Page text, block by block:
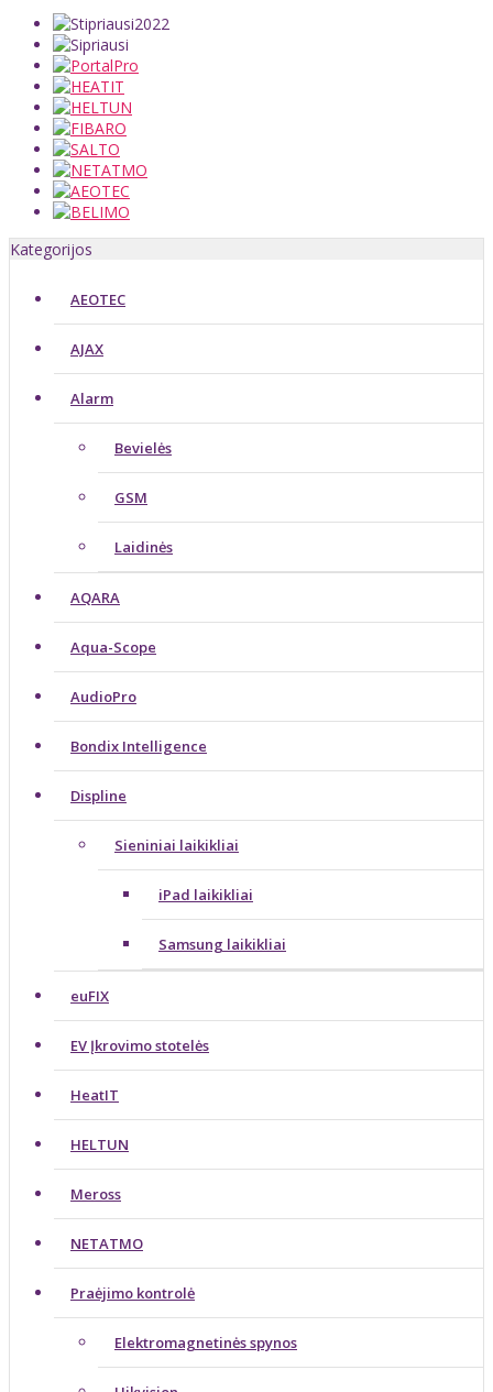
Kategorijos
AEOTEC
AJAX
Alarm
Bevielės
GSM
Laidinės
AQARA
Aqua-Scope
AudioPro
Bondix Intelligence
Displine
Sieniniai laikikliai
iPad laikikliai
Samsung laikikliai
euFIX
EV Įkrovimo stotelės
HeatIT
HELTUN
Meross
NETATMO
Praėjimo kontrolė
Elektromagnetinės spynos